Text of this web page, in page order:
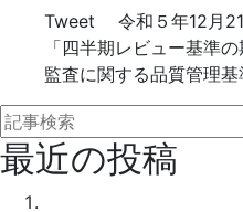
Tweet 令和５年12月21
「四半期レビュー基準
監査に関する品質管理
最近の投稿